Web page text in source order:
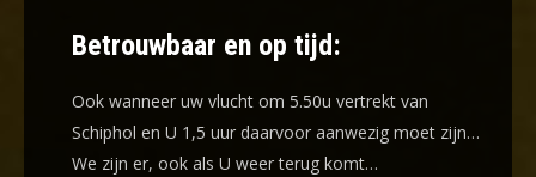
Betrouwbaar en op tijd:
Ook wanneer uw vlucht om 5.50u vertrekt van
Schiphol en U 1,5 uur daarvoor aanwezig moet zijn…
We zijn er, ook als U weer terug komt…